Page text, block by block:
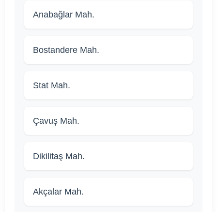
Anabağlar Mah.
Bostandere Mah.
Stat Mah.
Çavuş Mah.
Dikilitaş Mah.
Akçalar Mah.